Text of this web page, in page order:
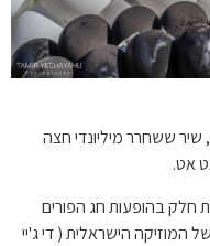
בעלילה, שיר ששחרר מיליונדי חצה
חלק בהופעות חג הפורים
הישראלית ( די ג'יי